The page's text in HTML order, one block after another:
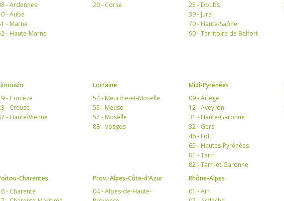
- Ardennes
- Aube
- Marne
- Haute-Marne
20 - Corse
25 - Doubs
39 - Jura
70 - Haute-Saône
90 - Territoire de Belfort
- Corrèze
- Creuse
- Haute-Vienne
Lorraine
54 - Meurthe-et-Moselle
55 - Meuse
57 - Moselle
88 - Vosges
Midi-Pyrénées
09 - Ariège
12 - Aveyron
31 - Haute-Garonne
32 - Gers
46 - Lot
65 - Hautes-Pyrénées
81 - Tarn
82 - Tarn-et-Garonne
Charentes
- Charente
Prov.-Alpes-Côte-d'Azur
04 - Alpes-de-Haute-
Rhône-Alpes
01 - Ain